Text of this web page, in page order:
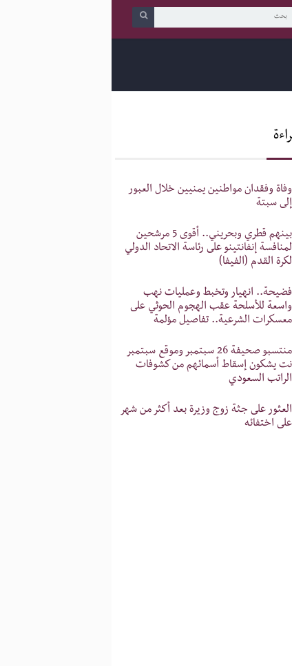
‎وفاة وفقدان مواطنين يمنيين خلال العبور
إلى سبتة
‎بينهم قطري وبحريني.. أقوى 5 مرشحين
لمنافسة إنفانتينو على رئاسة الاتحاد الدولي
لكرة القدم (الفيفا)
‎فضيحة.. انهيار وتخبط وعمليات نهب
واسعة للأسلحة عقب الهجوم الحوثي على
معسكرات الشرعية.. تفاصيل مؤلمة
‎منتسبو صحيفة 26 سبتمبر وموقع سبتمبر
نت يشكون إسقاط أسمائهم من كشوفات
الراتب السعودي
‎العثور على جثة زوج وزيرة بعد أكثر من شهر
على اختفائه